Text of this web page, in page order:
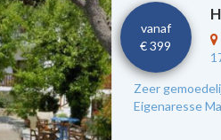
vanaf
€ 399
Zeer
Eigenaresse